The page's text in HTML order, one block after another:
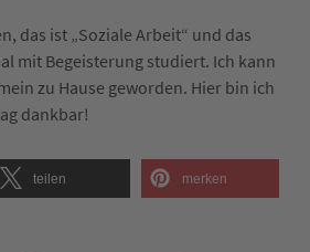
das ist „Soziale Arbeit“ und das
mit Begeisterung studiert. Ich kann
zu Hause geworden. Hier bin ich
dankbar!
teilen merken